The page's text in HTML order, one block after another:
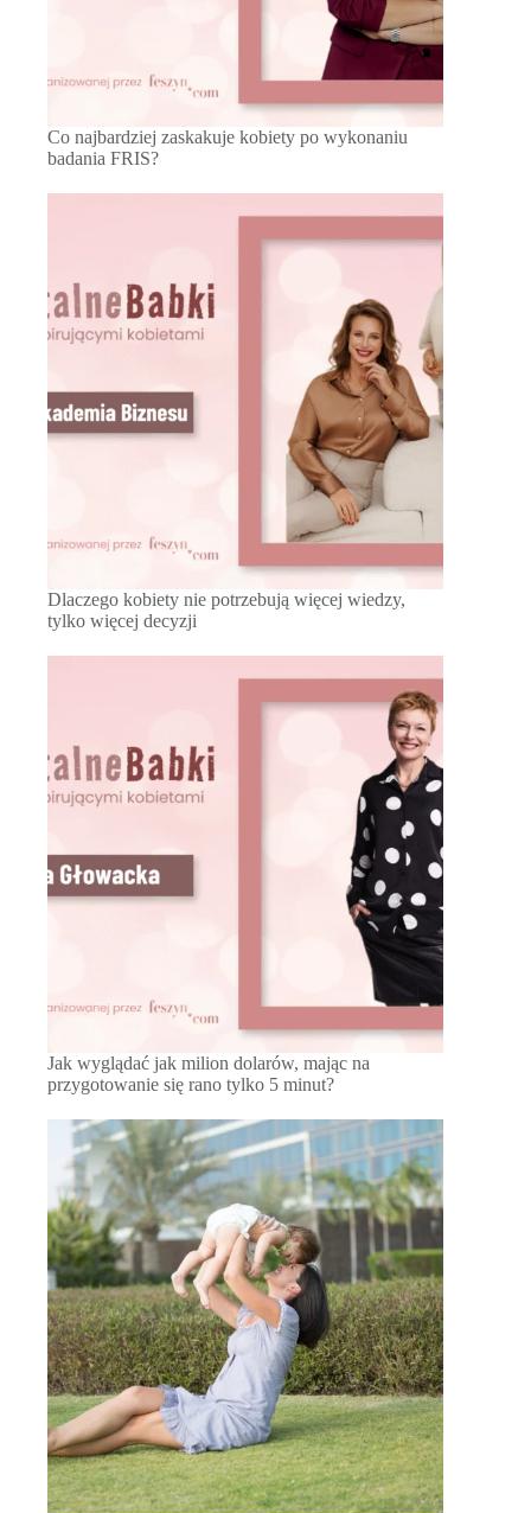
Co najbardziej zaskakuje kobiety po wykonaniu
badania FRIS?
Dlaczego kobiety nie potrzebują więcej wiedzy,
tylko więcej decyzji
Jak wyglądać jak milion dolarów, mając na
przygotowanie się rano tylko 5 minut?